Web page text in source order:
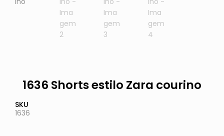
1636 Shorts estilo Zara courino
SKU
1636